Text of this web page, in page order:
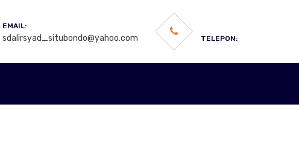
EMAIL:
sdalirsyad_situbondo@yahoo.com TELEPON: